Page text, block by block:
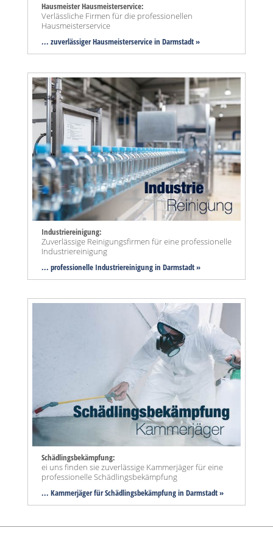
Hausmeister Hausmeisterservice:
Verlässliche Firmen für die professionellen
Hausmeisterservice
... zuverlässiger Hausmeisterservice in Darmstadt »
Industriereinigung:
Zuverlässige Reinigungsfirmen für eine professionelle
Industriereinigung
... professionelle Industriereinigung in Darmstadt »
Schädlingsbekämpfung:
ei uns finden sie zuverlässige Kammerjäger für eine
professionelle Schädlingsbekämpfung
... Kammerjäger für Schädlingsbekämpfung in Darmstadt »